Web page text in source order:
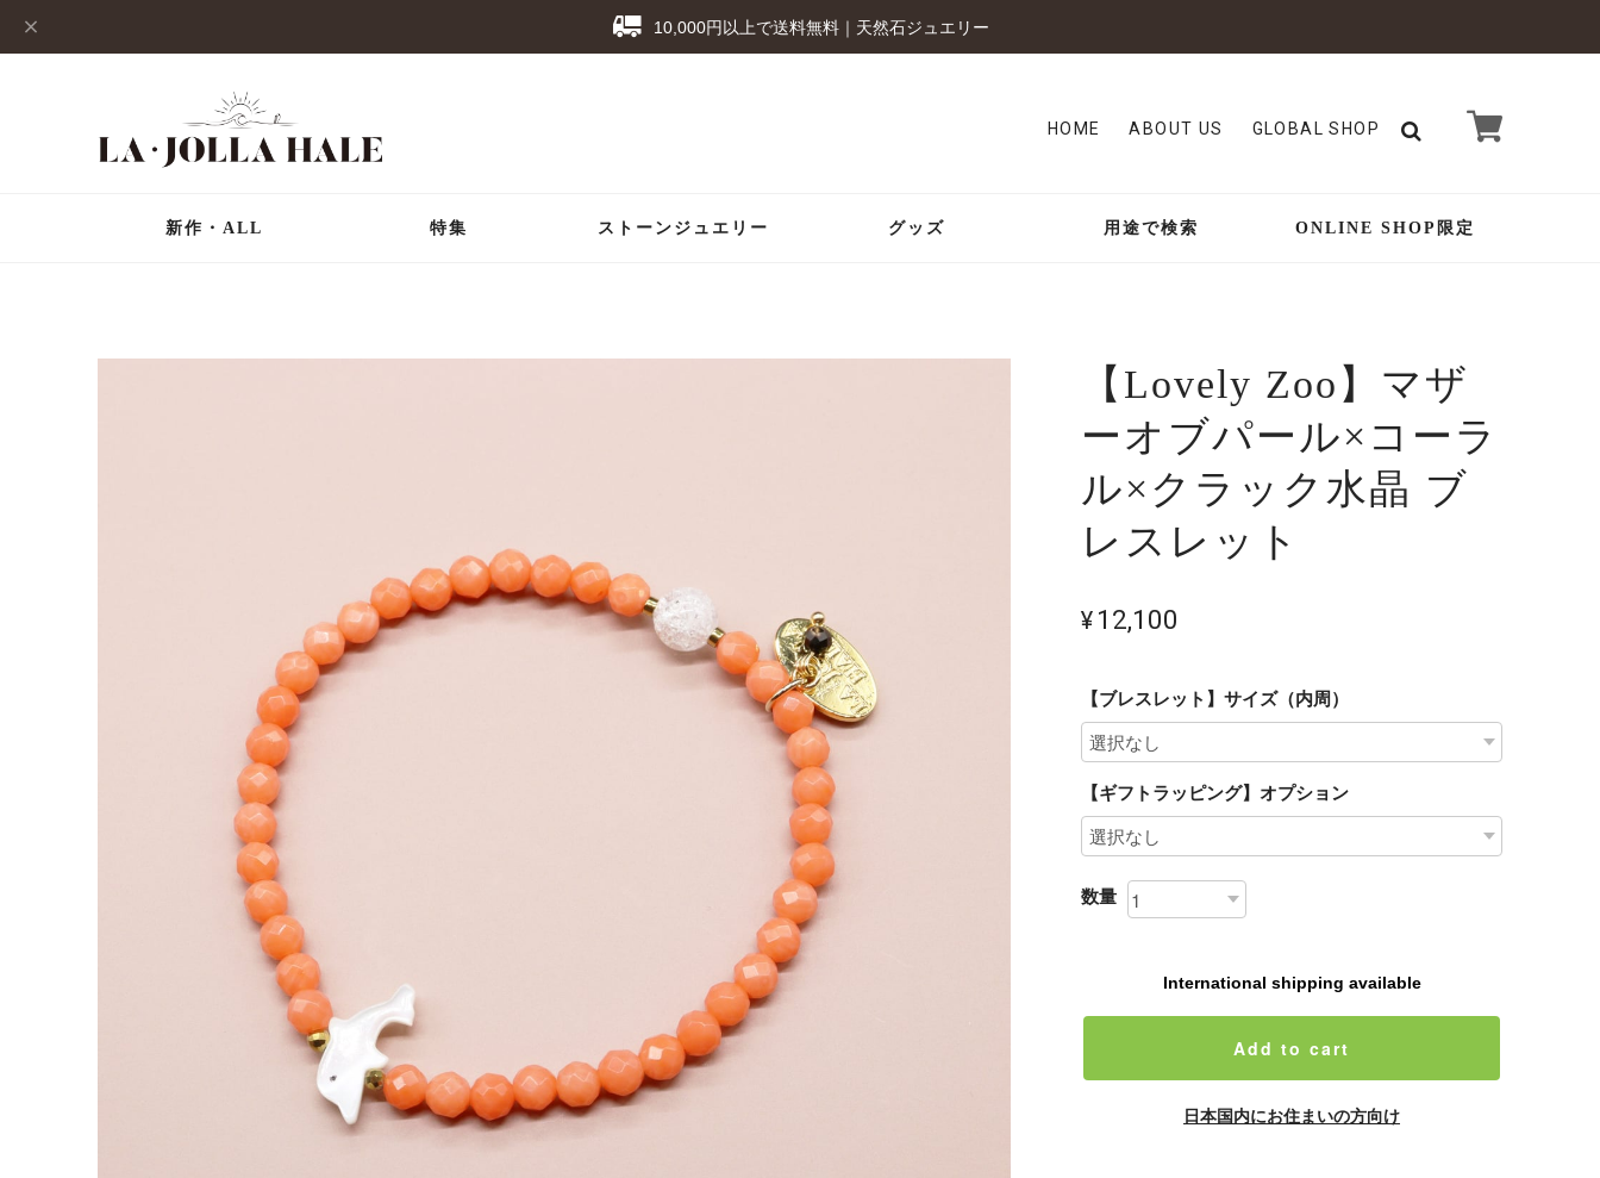
10,000円以上で送料無料｜天然石ジュエリー
HOME ABOUT US GLOBAL SHOP
新作・ALL 特集 ストーンジュエリー グッズ 用途で検索 ONLINE SHOP限定
【Lovely Zoo】マザ
ーオブパール×コーラ
ル×クラック水晶 ブ
レスレット
¥12,100
【ブレスレット】サイズ（内周）
【ギフトラッピング】オプション
数量
International shipping available
Add to cart
日本国内にお住まいの方向け